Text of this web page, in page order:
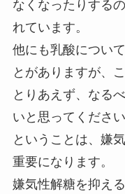
なくなったりする
れています。
他にも乳酸につい
とがありますが、
とりあえず、なる
いと思ってください
ということは、嫌
重要になります。
嫌気性解糖を抑え